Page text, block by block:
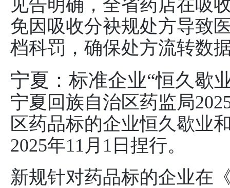
见告明确，全省药店在吸
免因吸收分袂规处方导致
档科罚，确保处方流转数
宁夏：标准企业“恒久歇
宁夏回族自治区药监局
区药品标的企业恒久歇业
2025年11月1日捏行。
新规针对药品标的企业在